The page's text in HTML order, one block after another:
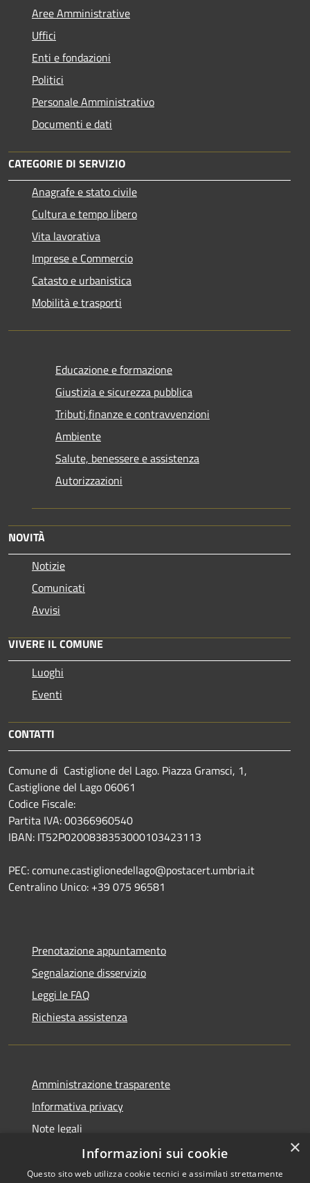
Aree Amministrative
Uffici
Enti e fondazioni
Politici
Personale Amministrativo
Documenti e dati
CATEGORIE DI SERVIZIO
Anagrafe e stato civile
Cultura e tempo libero
Vita lavorativa
Imprese e Commercio
Catasto e urbanistica
Mobilità e trasporti
Educazione e formazione
Giustizia e sicurezza pubblica
Tributi,finanze e contravvenzioni
Ambiente
Salute, benessere e assistenza
Autorizzazioni
NOVITÀ
Notizie
Comunicati
Avvisi
VIVERE IL COMUNE
Luoghi
Eventi
CONTATTI
Comune di Castiglione del Lago. Piazza Gramsci, 1,
Castiglione del Lago 06061
Codice Fiscale:
Partita IVA: 00366960540
IBAN: IT52P0200838353000103423113
PEC: comune.castiglionedellago@postacert.umbria.it
Centralino Unico: +39 075 96581
Prenotazione appuntamento
Segnalazione disservizio
Leggi le FAQ
Richiesta assistenza
Amministrazione trasparente
Informativa privacy
Note legali
Dichiarazione di accessibilità
×
Informazioni sui cookie
Questo sito web utilizza cookie tecnici e assimilati strettamente